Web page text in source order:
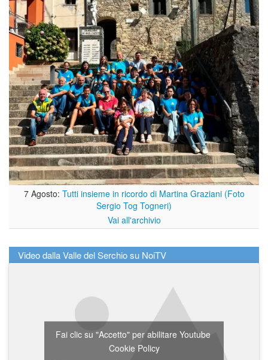
7 Agosto: Tutti insieme in ricordo di Martina Graziani (Foto
Sergio Tog Togneri)
Vai all'archivio
Video dalla Valle del Serchio su NoiTV
Fai clic su "Accetto" per abilitare Youtube
Cookie Policy